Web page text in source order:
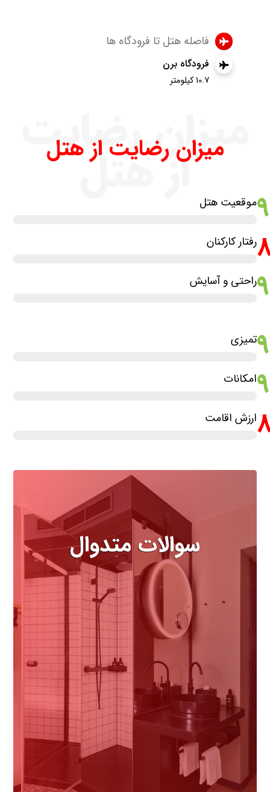
فاصله هتل تا فرودگاه ها
فرودگاه برن
10.7 کیلومتر
میزان رضایت
از هتل
میزان رضایت از هتل
موقعیت هتل
رفتار کارکنان
راحتی و آسایش
تمیزی
امکانات
ارزش اقامت
سوالات متدوال
مهمترین سوالاتی که درباره هتل
باید بدانید